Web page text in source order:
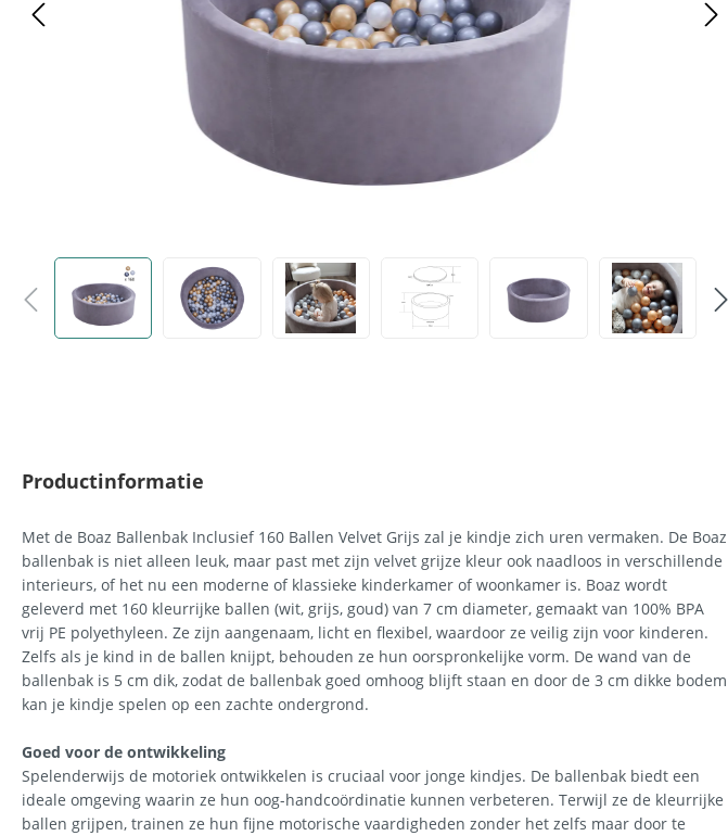
Productinformatie
Met de Boaz Ballenbak Inclusief 160 Ballen Velvet Grijs zal je kindje zich uren vermaken. De Boaz
ballenbak is niet alleen leuk, maar past met zijn velvet grijze kleur ook naadloos in verschillende
interieurs, of het nu een moderne of klassieke kinderkamer of woonkamer is. Boaz wordt
geleverd met 160 kleurrijke ballen (wit, grijs, goud) van 7 cm diameter, gemaakt van 100% BPA
vrij PE polyethyleen. Ze zijn aangenaam, licht en flexibel, waardoor ze veilig zijn voor kinderen.
Zelfs als je kind in de ballen knijpt, behouden ze hun oorspronkelijke vorm. De wand van de
ballenbak is 5 cm dik, zodat de ballenbak goed omhoog blijft staan en door de 3 cm dikke bodem
kan je kindje spelen op een zachte ondergrond.
Goed voor de ontwikkeling
Spelenderwijs de motoriek ontwikkelen is cruciaal voor jonge kindjes. De ballenbak biedt een
ideale omgeving waarin ze hun oog-handcoördinatie kunnen verbeteren. Terwijl ze de kleurrijke
ballen grijpen, trainen ze hun fijne motorische vaardigheden zonder het zelfs maar door te